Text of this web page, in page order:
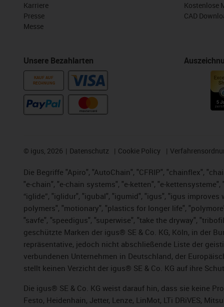
Karriere
Presse
Messe
Unsere Bezahlarten
KAUF AUF
RECHNUNG
Kostenlose
CAD
© igus, 2026 Datenschutz Cookie Policy
Die Begriffe "Apiro", "AutoChain", "CFRIP", "chainflex",
"e-chain", "e-chain systems", "e-ketten", "e-
“iglide”, "iglidur", "igubal", "igumid", "igus", "igus
polymers", "motionary", "plastics for longer life",
"savfe", "speedigus", "superwise", "take the dryway",
geschützte Marken der igus® SE & Co. KG, Köln, in der
repräsentative, jedoch nicht abschließende Liste der
verbundenen Unternehmen in Deutschland, der
stellt keinen Verzicht der igus® SE & Co. KG auf ihre
Die igus® SE & Co. KG weist darauf hin, dass sie keine
Festo, Heidenhain, Jetter, Lenze, LinMot, LTi DRiVES,